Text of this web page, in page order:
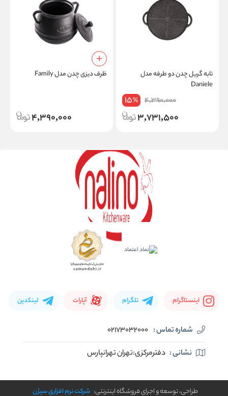
تابه گریل چدن دو طرفه مدل
Daniele
4,390,000
15%
3,731,500
ظرف دیزی چدن مدل Family
4,390,000
اینستاگرام تلگرام آپارات لینکدین
شماره تماس : 02173032000
نشانی : دفترمرکزی:تهران تهرانپارس
طراحی، توسعه و اجرای فروشگاه اینترنتی: شرکت نرم افزاری سیژن